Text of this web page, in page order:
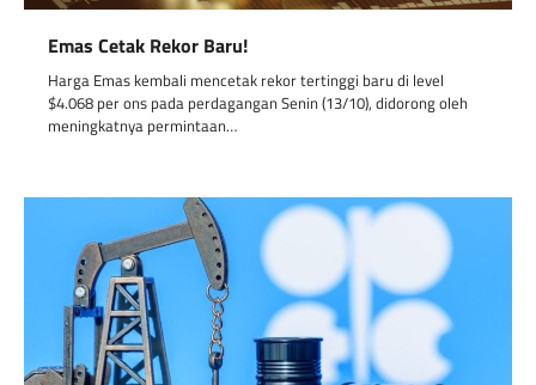
Emas Cetak Rekor Baru!
Harga Emas kembali mencetak rekor tertinggi baru di level
$4.068 per ons pada perdagangan Senin (13/10), didorong oleh
meningkatnya permintaan…